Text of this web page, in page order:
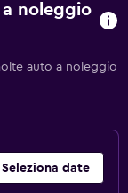
noleggio
auto a noleggio
Seleziona date